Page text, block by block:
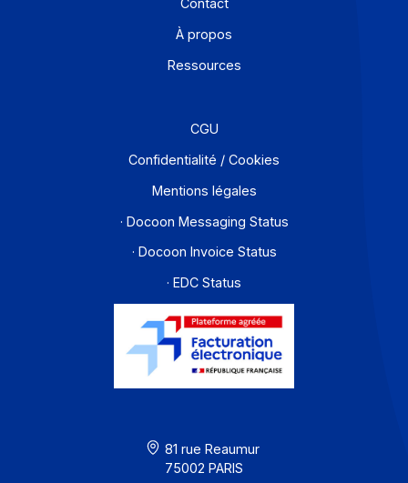
Offre PA
Développeurs
Contact
À propos
Ressources
Confidentialité / Cookies
Mentions légales
· Docoon Messaging Status
· EDC Status